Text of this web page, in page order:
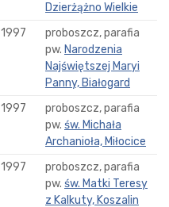
Dzierżążno Wielkie
1997
proboszcz, parafia
pw. Narodzenia
Najświętszej Maryi
Panny, Białogard
1997
proboszcz, parafia
pw. św. Michała
Archanioła, Miłocice
1997
proboszcz, parafia
pw. św. Matki Teresy
z Kalkuty, Koszalin